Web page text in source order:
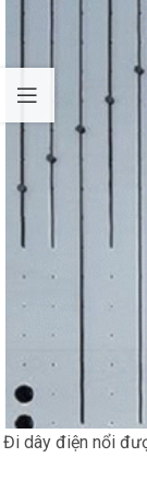
Đi dây điện nổi